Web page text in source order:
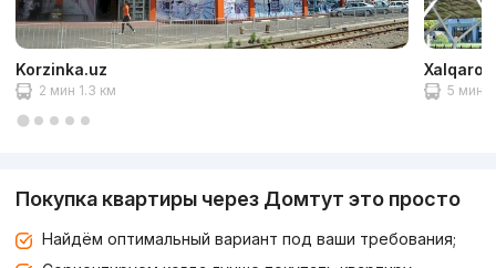
Korzinka.uz
2 мин 1.3 км
Xalqaro
5 мин
Покупка квартиры через Домтут это просто
Найдём оптимальный вариант под ваши требования;